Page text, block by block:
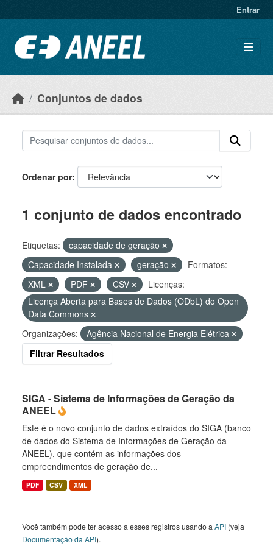
Entrar
Conjuntos de dados
Ordenar por
1 conjunto de dados encontrado
Etiquetas:
capacidade de geração
Capacidade Instalada
geração
Formatos:
XML
PDF CSV
Licenças:
Licença Aberta para Bases de Dados (ODbL) do Open
Data Commons
Organizações:
Agência Nacional de Energia Elétrica
Filtrar Resultados
SIGA - Sistema de Informações de Geração da
ANEEL
Este é o novo conjunto de dados extraídos do SIGA (banco
de dados do Sistema de Informações de Geração da
ANEEL), que contém as informações dos
empreendimentos de geração de...
PDF CSV XML
Você também pode ter acesso a esses registros usando a API (veja
Documentação da API).